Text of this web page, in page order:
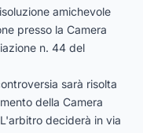
amichevole
presso la Camera
n. 44 del
sarà risolta
della Camera
deciderà in via